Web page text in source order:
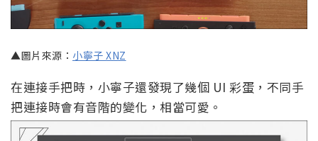
▲圖片來源： 小寧子 XNZ
在連接手把時，小寧子還發現了幾個 UI 彩蛋，不同手
把連接時會有音階的變化，相當可愛。